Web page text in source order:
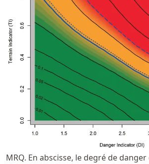
MRQ. En abscisse, le degré de